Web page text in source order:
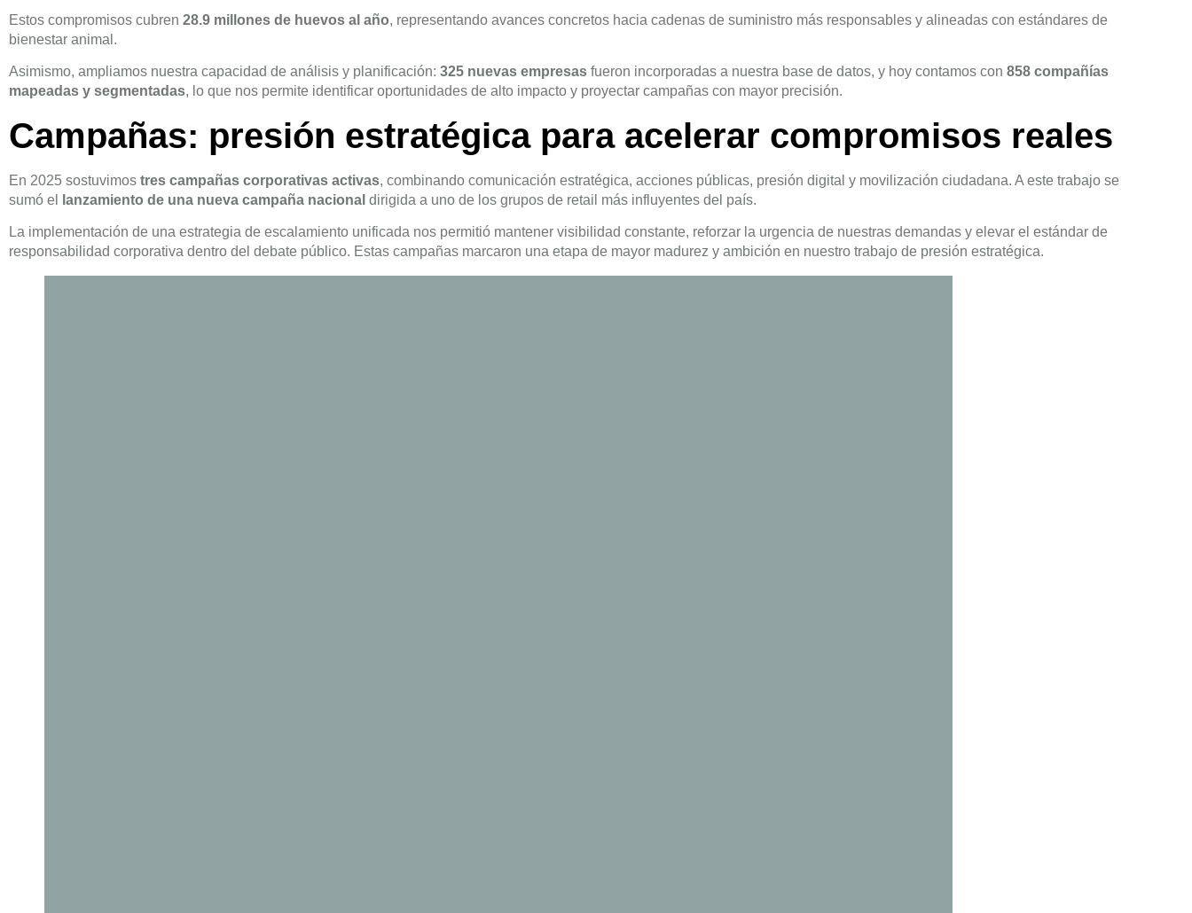
Estos compromisos cubren 28.9 millones de huevos al año, representando avances concretos hacia cadenas de suministro más responsables y alineadas con estándares de
bienestar animal.
Asimismo, ampliamos nuestra capacidad de análisis y planificación: 325 nuevas empresas fueron incorporadas a nuestra base de datos, y hoy contamos con 858 compañías
mapeadas y segmentadas, lo que nos permite identificar oportunidades de alto impacto y proyectar campañas con mayor precisión.
Campañas: presión estratégica para acelerar compromisos reales
En 2025 sostuvimos tres campañas corporativas activas, combinando comunicación estratégica, acciones públicas, presión digital y movilización ciudadana. A este trabajo se
sumó el
lanzamiento de una nueva campaña nacional dirigida a uno de los grupos de retail más influyentes del país.
La implementación de una estrategia de escalamiento unificada nos permitió mantener visibilidad constante, reforzar la urgencia de nuestras demandas y elevar el estándar de
responsabilidad corporativa dentro del debate público. Estas campañas marcaron una etapa de mayor madurez y ambición en nuestro trabajo de presión estratégica.